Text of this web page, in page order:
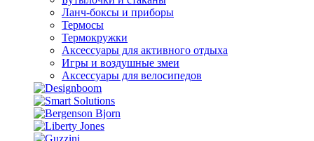
Ланч-боксы и приборы
Термосы
Термокружки
Аксессуары для активного отдыха
Игры и воздушные змеи
Аксессуары для велосипедов